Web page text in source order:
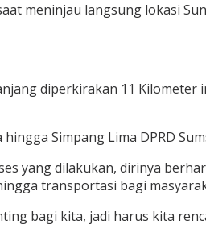
meninjau langsung lokasi
diperkirakan 11
Simpang Lima DPRD
yang dilakukan, dirinya
transportasi bagi
bagi kita, jadi harus kita